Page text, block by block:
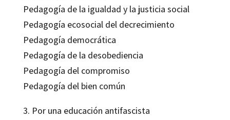
Pedagogía de la igualdad y la justicia social
Pedagogía ecosocial del decrecimiento
Pedagogía democrática
Pedagogía de la desobediencia
Pedagogía del compromiso
Pedagogía del bien común
3. Por una educación antifascista